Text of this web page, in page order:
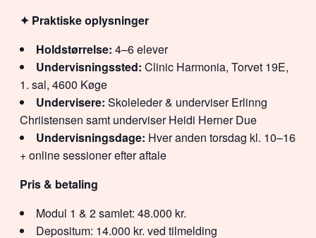
✦ Praktiske oplysninger
Holdstørrelse: 4–6 elever
Undervisningssted: Clinic Harmonia, Torvet 19E,
1. sal, 4600 Køge
Undervisere: Skoleleder & underviser Erlinng
Chriistensen samt underviser Heidi Herner Due
Undervisningsdage: Hver anden torsdag kl. 10–16
+ online sessioner efter aftale
Pris & betaling
Modul 1 & 2 samlet: 48.000 kr.
Depositum: 14.000 kr. ved tilmelding